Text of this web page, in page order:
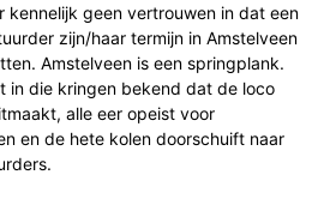
kennelijk geen vertrouwen in dat een
zijn/haar termijn in Amstelveen
Amstelveen is een springplank.
in die kringen bekend dat de loco
alle eer opeist voor
en de hete kolen doorschuift naar